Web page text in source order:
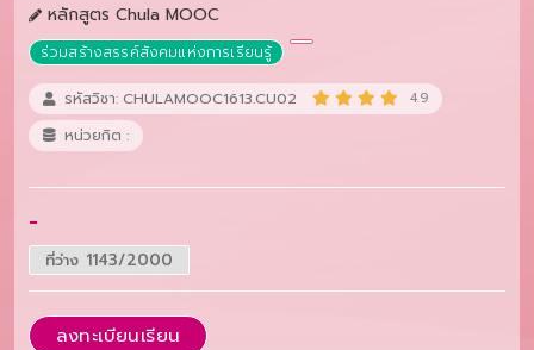
หลักสูตร Chula MOOC
ร่วมสร้างสรรค์สังคมแห่งการเรียนรู้
รหัสวิชา: CHULAMOOC1613.CU02 4.9
หน่วยกิต :
-
ที่ว่าง 1143/2000
ลงทะเบียนเรียน